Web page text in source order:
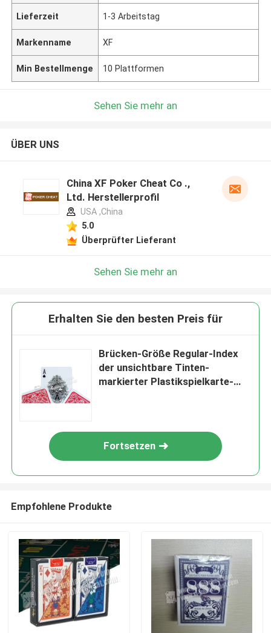
Lieferzeit 1-3 Arbeitstag
Markenname XF
Min Bestellmenge 10 Plattformen
Sehen Sie mehr an
ÜBER UNS
China XF Poker Cheat Co .,
Ltd. Herstellerprofil
USA ,China
5.0
Überprüfter Lieferant
Sehen Sie mehr an
Erhalten Sie den besten Preis für
Brücken-Größe Regular-Index
der unsichtbare Tinten-
markierter Plastikspielkarte-
Fortsetzen
Empfohlene Produkte